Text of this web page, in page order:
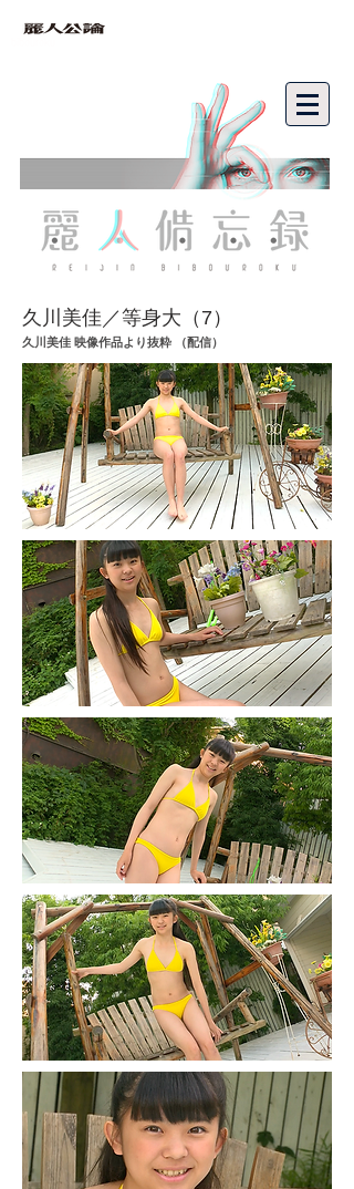
久川美佳／等身大（7）
久川美佳 映像作品より抜粋 （配信）